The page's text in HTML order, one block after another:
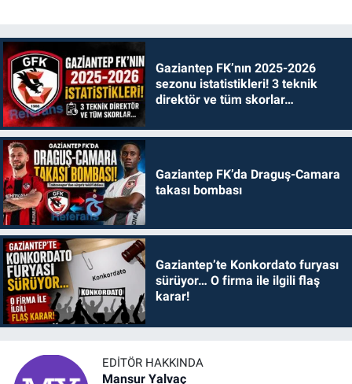
Gaziantep FK’nın 2025-2026
sezonu istatistikleri! 3 teknik
direktör ve tüm skorlar…
Gaziantep FK’da Draguş-Camara
takası bombası
Gaziantep’te Konkordato furyası
sürüyor… O firma ile ilgili flaş
karar!
EDITÖR HAKKINDA
Mansur Yalvaç